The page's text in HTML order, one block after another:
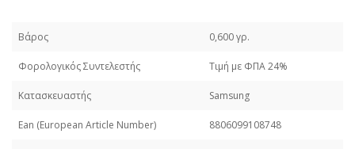
Βάρος 0,600 γρ.
Φορολογικός Συντελεστής Τιμή με ΦΠΑ 24%
Κατασκευαστής Samsung
Εan (European Article Number) 8806099108748